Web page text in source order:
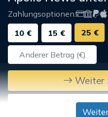
Zahlungsoptionen:
10 €
15 € 25 €
Weiter
Bank-